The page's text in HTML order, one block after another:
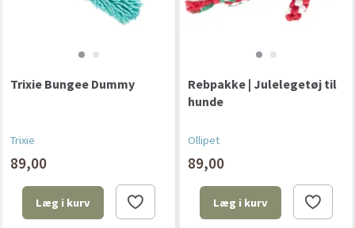
Trixie Bungee Dummy
Trixie
89,00
Læg i kurv
Rebpakke | Julelegetøj til
hunde
Ollipet
89,00
Læg i kurv